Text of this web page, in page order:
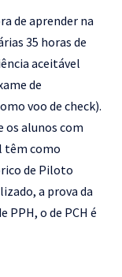
de aprender na
35 horas de
aceitável
de
voo de check).
os alunos com
têm como
de Piloto
a prova da
PPH, o de PCH é